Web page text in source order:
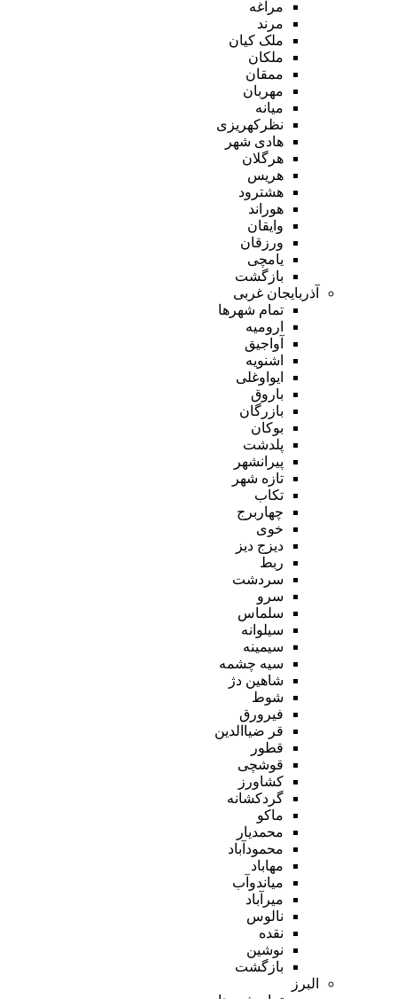
مراغه
مرند
ملک کیان
ملکان
ممقان
مهربان
میانه
نظرکهریزی
هادی شهر
هرگلان
هریس
هشترود
هوراند
وایقان
ورزقان
یامچی
بازگشت
آذربایجان غربی
تمام شهر‌ها
ارومیه
آواجیق
اشنویه
ایواوغلی
باروق
بازرگان
بوکان
پلدشت
پیرانشهر
تازه شهر
تکاب
چهاربرج
خوی
دیزج دیز
ربط
سردشت
سرو
سلماس
سیلوانه
سیمینه
سیه چشمه
شاهین دژ
شوط
فیرورق
قر ضیاالدین
قطور
قوشچی
کشاورز
گردکشانه
ماکو
محمدیار
محمودآباد
مهاباد
میاندوآب
میرآباد
نالوس
نقده
نوشین
بازگشت
البرز